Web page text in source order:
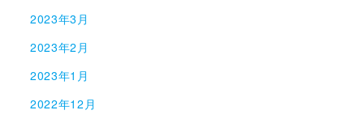
2023年3月
2023年2月
2023年1月
2022年12月